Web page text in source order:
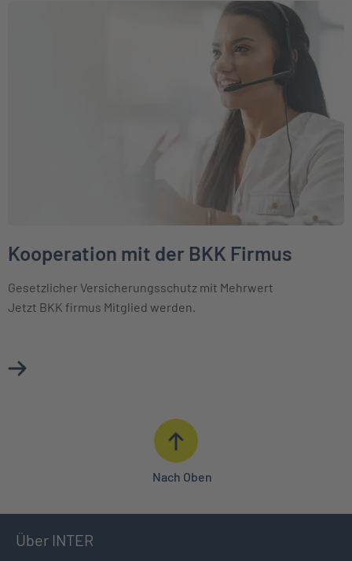
Kooperation mit der BKK Firmus
Gesetzlicher Versicherungsschutz mit Mehrwert
Jetzt BKK firmus Mitglied werden.
Mehr über Kooperation mit der BKK Firmus erfahren
Nach Oben
Über INTER